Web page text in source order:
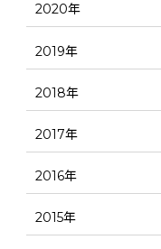
2020年
2019年
2018年
2017年
2016年
2015年